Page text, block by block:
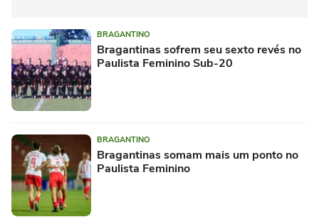
BRAGANTINO
Bragantinas sofrem seu sexto revés no
Paulista Feminino Sub-20
BRAGANTINO
Bragantinas somam mais um ponto no
Paulista Feminino